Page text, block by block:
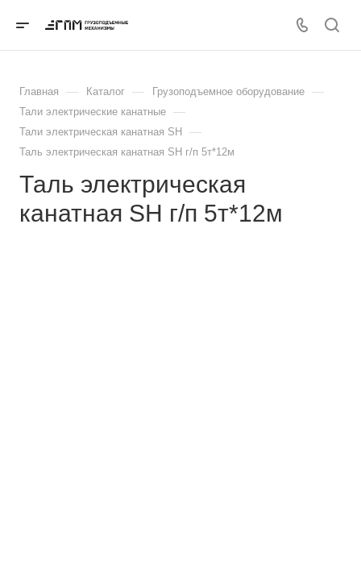
Главная — Каталог — Грузоподъемное оборудование —
Тали электрические канатные —
Тали электрическая канатная SH —
Таль электрическая канатная SH г/п 5т*12м
Таль электрическая
канатная SH г/п 5т*12м